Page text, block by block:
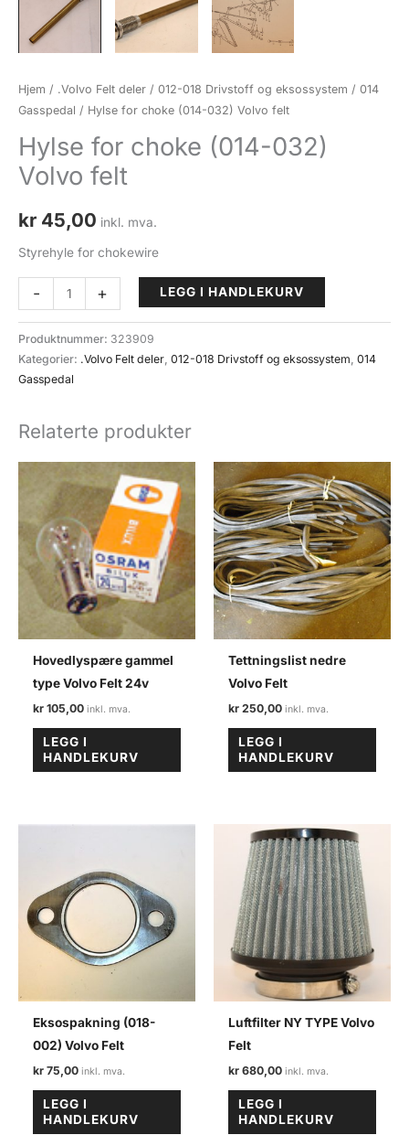
Hjem / .Volvo Felt deler / 012-018 Drivstoff og eksossystem / 014
Gasspedal / Hylse for choke (014-032) Volvo felt
Hylse for choke (014-032)
Volvo felt
kr 45,00 inkl. mva.
Styrehyle for chokewire
-
for
choke
(014-
032)
felt
+ LEGG I HANDLEKURV
Produktnummer: 323909
Kategorier: .Volvo Felt deler 012-018 Drivstoff og eksossystem 014
Gasspedal
Relaterte produkter
Hovedlyspære gammel
type Volvo Felt 24v
kr 105,00
LEGG I
HANDLEKURV
Tettningslist nedre
Volvo Felt
kr 250,00
LEGG I
HANDLEKURV
Eksospakning (018-
002) Volvo Felt
kr 75,00
LEGG I
HANDLEKURV
Luftfilter NY TYPE Volvo
Felt
kr 680,00
LEGG I
HANDLEKURV